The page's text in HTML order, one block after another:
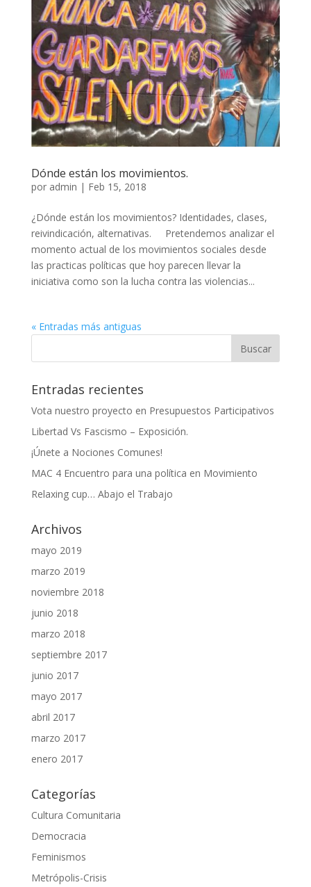
Dónde están los movimientos.
por admin | Feb 15, 2018
¿Dónde están los movimientos? Identidades, clases,
reivindicación, alternativas. Pretendemos analizar el
momento actual de los movimientos sociales desde
las practicas políticas que hoy parecen llevar la
iniciativa como son la lucha contra las violencias...
« Entradas más antiguas
Entradas recientes
Vota nuestro proyecto en Presupuestos Participativos
Libertad Vs Fascismo – Exposición.
¡Únete a Nociones Comunes!
MAC 4 Encuentro para una política en Movimiento
Relaxing cup… Abajo el Trabajo
Archivos
mayo 2019
marzo 2019
noviembre 2018
junio 2018
marzo 2018
septiembre 2017
junio 2017
mayo 2017
abril 2017
marzo 2017
enero 2017
Categorías
Cultura Comunitaria
Democracia
Feminismos
Metrópolis-Crisis